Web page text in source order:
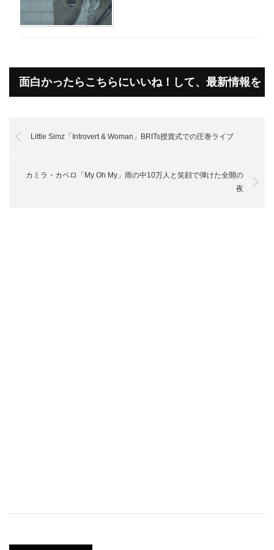
面白かったらこちらにいいね！して、最新情報を
Little Simz「Introvert & Woman」BRITs授賞式での圧巻ライブ
カミラ・カベロ「My Oh My」雨の中10万人と笑顔で弾けた全開の
夜